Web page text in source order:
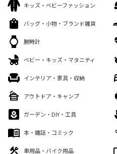
キッズ・ベビーファッション
バッグ・小物・ブランド雑貨
腕時計
ベビー・キッズ・マタニティ
インテリア・家具・収納
アウトドア・キャンプ
ガーデン・DIY・工具
本・雑誌・コミック
車用品・バイク用品